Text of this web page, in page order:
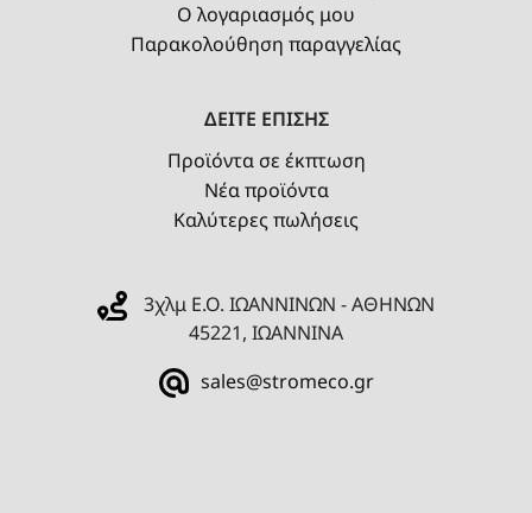
Ο λογαριασμός μου
Παρακολούθηση παραγγελίας
ΔΕΙΤΕ ΕΠΙΣΗΣ
Προϊόντα σε έκπτωση
Νέα προϊόντα
Καλύτερες πωλήσεις
3χλμ Ε.Ο. ΙΩΑΝΝΙΝΩΝ - ΑΘΗΝΩΝ
45221, ΙΩΑΝΝΙΝΑ
sales@stromeco.gr